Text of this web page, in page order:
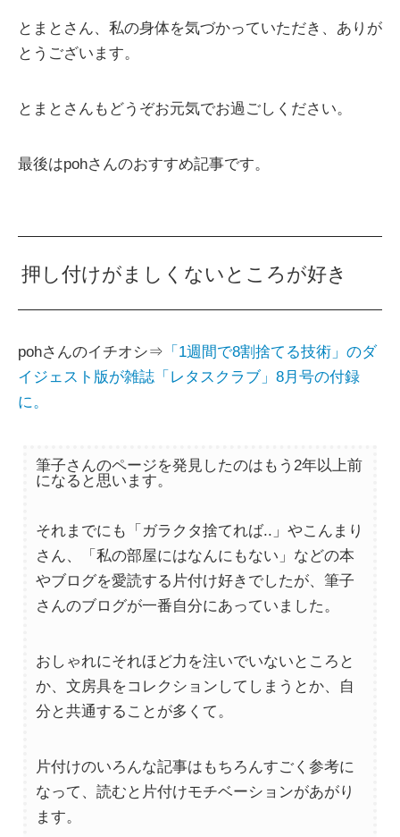
とまとさん、私の身体を気づかっていただき、ありが
とうございます。
とまとさんもどうぞお元気でお過ごしください。
最後はpohさんのおすすめ記事です。
押し付けがましくないところが好き
pohさんのイチオシ⇒ 「1週間で8割捨てる技術」のダ
イジェスト版が雑誌「レタスクラブ」8月号の付録
に。
筆子さんのページを発見したのはもう2年以上前
になると思います。
それまでにも「ガラクタ捨てれば..」やこんまり
さん、「私の部屋にはなんにもない」などの本
やブログを愛読する片付け好きでしたが、筆子
さんのブログが一番自分にあっていました。
おしゃれにそれほど力を注いでいないところと
か、文房具をコレクションしてしまうとか、自
分と共通することが多くて。
片付けのいろんな記事はもちろんすごく参考に
なって、読むと片付けモチベーションがあがり
ます。